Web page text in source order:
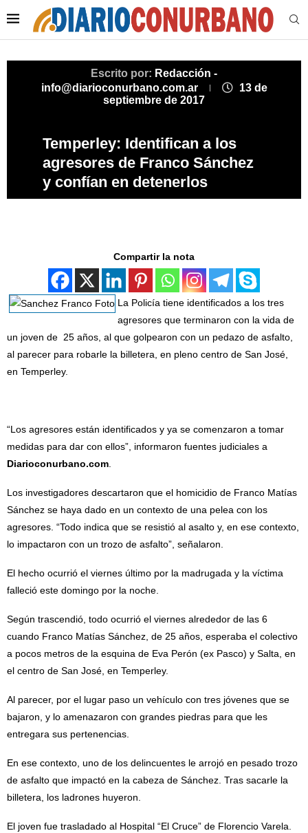
Escrito por: Redacción -
info@diarioconurbano.com.ar
13 de
septiembre de 2017
Temperley: Identifican a los
agresores de Franco Sánchez
y confían en detenerlos
Compartir la nota
La Policía tiene identificados a los tres
agresores que terminaron con la vida de
un joven de 25 años, al que golpearon con un pedazo de asfalto,
al parecer para robarle la billetera, en pleno centro de San José,
en Temperley.
“Los agresores están identificados y ya se comenzaron a tomar
medidas para dar con ellos”, informaron fuentes judiciales a
Diarioconurbano.com.
Los investigadores descartaron que el homicidio de Franco Matías
Sánchez se haya dado en un contexto de una pelea con los
agresores. “Todo indica que se resistió al asalto y, en ese contexto,
lo impactaron con un trozo de asfalto”, señalaron.
El hecho ocurrió el viernes último por la madrugada y la víctima
falleció este domingo por la noche.
Según trascendió, todo ocurrió el viernes alrededor de las 6
cuando Franco Matías Sánchez, de 25 años, esperaba el colectivo
a pocos metros de la esquina de Eva Perón (ex Pasco) y Salta, en
el centro de San José, en Temperley.
Al parecer, por el lugar paso un vehículo con tres jóvenes que se
bajaron, y lo amenazaron con grandes piedras para que les
entregara sus pertenencias.
En ese contexto, uno de los delincuentes le arrojó en pesado trozo
de asfalto que impactó en la cabeza de Sánchez. Tras sacarle la
billetera, los ladrones huyeron.
El joven fue trasladado al Hospital “El Cruce” de Florencio Varela.